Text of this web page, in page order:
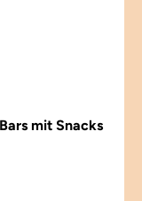
mit Snacks